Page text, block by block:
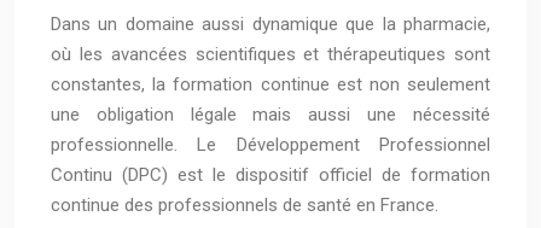
Dans un domaine aussi dynamique que la pharmacie,
où les avancées scientifiques et thérapeutiques sont
constantes, la formation continue est non seulement
une obligation légale mais aussi une nécessité
professionnelle. Le Développement Professionnel
Continu (DPC) est le dispositif officiel de formation
continue des professionnels de santé en France.